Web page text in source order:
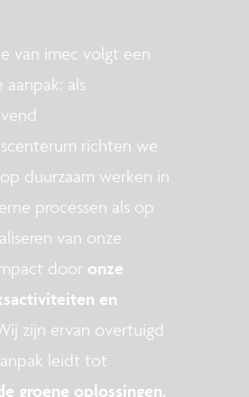
van imec volgt een
als
richten we
duurzaam werken in
processen als op
van onze
door onze
en
zijn ervan overtuigd
leidt tot
groene oplossingen.